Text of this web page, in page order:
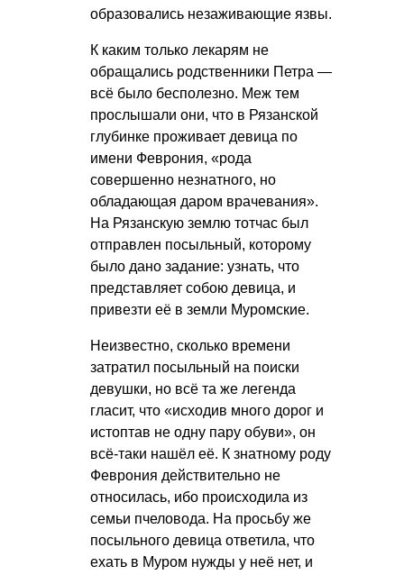
образовались незаживающие язвы.
К каким только лекарям не
обращались родственники Петра —
всё было бесполезно. Меж тем
прослышали они, что в Рязанской
глубинке проживает девица по
имени Феврония, «рода
совершенно незнатного, но
обладающая даром врачевания».
На Рязанскую землю тотчас был
отправлен посыльный, которому
было дано задание: узнать, что
представляет собою девица, и
привезти её в земли Муромские.
Неизвестно, сколько времени
затратил посыльный на поиски
девушки, но всё та же легенда
гласит, что «исходив много дорог и
истоптав не одну пару обуви», он
всё-таки нашёл её. К знатному роду
Феврония действительно не
относилась, ибо происходила из
семьи пчеловода. На просьбу же
посыльного девица ответила, что
ехать в Муром нужды у неё нет, и